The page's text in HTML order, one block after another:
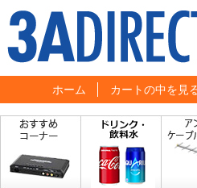
ホーム カートの中を見